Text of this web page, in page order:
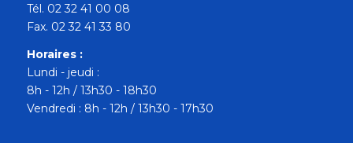
Tél. 02 32 41 00 08
Fax. 02 32 41 33 80
Horaires :
Lundi - jeudi :
8h - 12h / 13h30 - 18h30
Vendredi : 8h - 12h / 13h30 - 17h30